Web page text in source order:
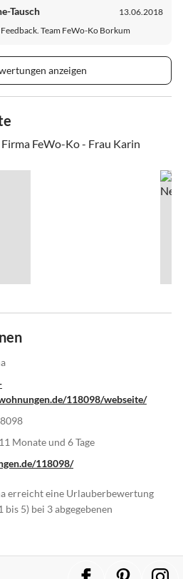
Tausch
13.06.2018
Team FeWo-Ko Borkum
anzeigen
FeWo-Ko - Frau Karin
118098/webseite/
Monate und 6 Tage
118098/
erreicht eine Urlauberbewertung
5) bei 3 abgegebenen